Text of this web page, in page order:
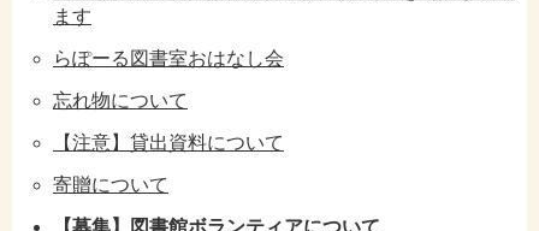
ます
らぽーる図書室おはなし会
忘れ物について
【注意】貸出資料について
寄贈について
【募集】図書館ボランティアについて